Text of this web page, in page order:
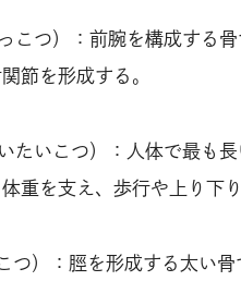
こつ）：前腕を構成する
節を形成する。
たいこつ）：人体で最も
重を支え、歩行や上り下
つ）：脛を形成する太い